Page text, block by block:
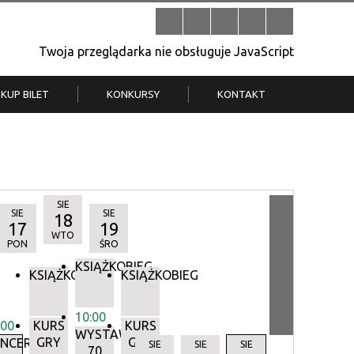
Twoja przeglądarka nie obsługuje JavaScript
KUP BILET KONKURSY KONTAKT
SIE
17
PON
KSIĄŻKOBIEG
KURS
GRY
SIE
18
WTO
KSIĄŻKOBIEG
10:00
WYSTAWA:
70
SIE
19
ŚRO
KSIĄŻKOBIEG
KURS
GRYSIE SIE SIE